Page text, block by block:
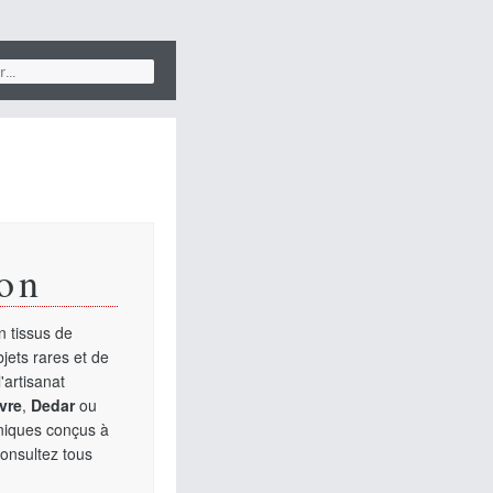
tissus de
rares et de
, Dedarou
conçus à
tous